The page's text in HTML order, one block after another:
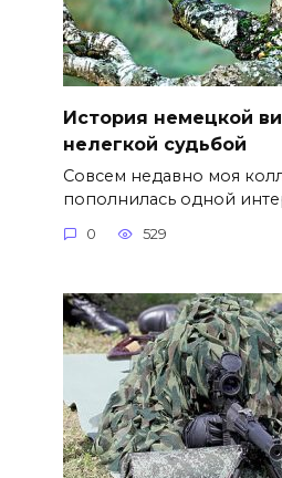
История немецкой
нелегкой судьбой
Совсем недавно моя
пополнилась одной
0 529